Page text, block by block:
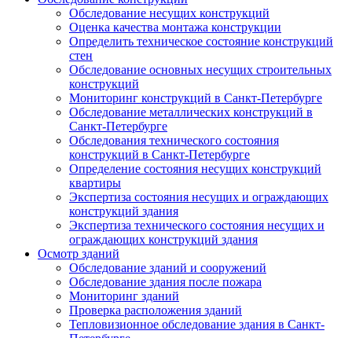
Обследование несущих конструкций
Оценка качества монтажа конструкции
Определить техническое состояние конструкций
стен
Обследование основных несущих строительных
конструкций
Мониторинг конструкций в Санкт-Петербурге
Обследование металлических конструкций в
Санкт-Петербурге
Обследования технического состояния
конструкций в Санкт-Петербурге
Определение состояния несущих конструкций
квартиры
Экспертиза состояния несущих и ограждающих
конструкций здания
Экспертиза технического состояния несущих и
ограждающих конструкций здания
Осмотр зданий
Обследование зданий и сооружений
Обследование здания после пожара
Мониторинг зданий
Проверка расположения зданий
Тепловизионное обследование здания в Санкт-